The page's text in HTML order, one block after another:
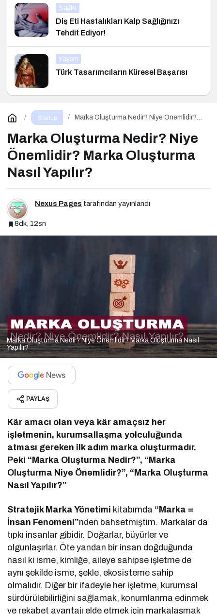
Sağlık
Diş Eti Hastalıkları Kalp Sağlığınızı
Tehdit Ediyor!
Yaşam
Türk Tasarımcıların Küresel Başarısı
Startup
Marka Oluşturma Nedir? Niye Önemlidir?
Marka Oluşturma Nedir? Niye
Önemlidir? Marka Oluşturma
Nasıl Yapılır?
Nexus Pages tarafından yayınlandı
8dk, 12sn
Marka Oluşturma Nedir? Niye Önemlidir? Marka Oluşturma Nasıl
Yapılır?
PAYLAŞ
Kâr amacı olan veya kâr amaçsız her
işletmenin, kurumsallaşma yolculuğunda
atması gereken ilk adım marka oluşturmadır.
Peki “Marka Oluşturma Nedir?”, “Marka
Oluşturma Niye Önemlidir?”, “Marka Oluşturma
Nasıl Yapılır?”
Stratejik Marka Yönetimi kitabımda “Marka =
İnsan Fenomeni”nden bahsetmiştim. Markalar da
tıpkı insanlar gibidir. Doğarlar, büyürler ve
olgunlaşırlar. Öte yandan bir insan doğduğunda
nasıl ki isme, kimliğe, aileye sahipse işletme de
aynı şekilde isme, şekle, ekosisteme sahip
olmalıdır. Diğer bir ifadeyle her işletme, kurumsal
sürdürülebilirliğini sağlamak, konumlanma edinmek
ve rekabet avantajı elde etmek için markalaşmak